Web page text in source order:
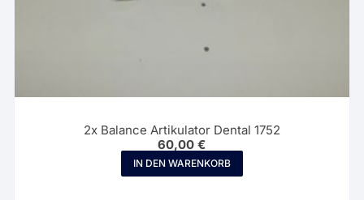
2x Balance Artikulator Dental 1752
60,00€
IN DEN WARENKORB